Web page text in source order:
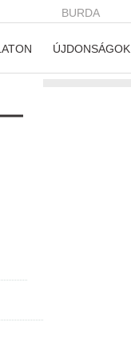
BURDA
ÚJDONSÁGOK